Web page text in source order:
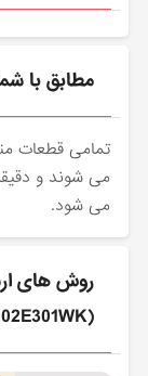
مطابق با
می شوند و
می شود.
روش های
(888102E301WK) هیوندای برای مشتری